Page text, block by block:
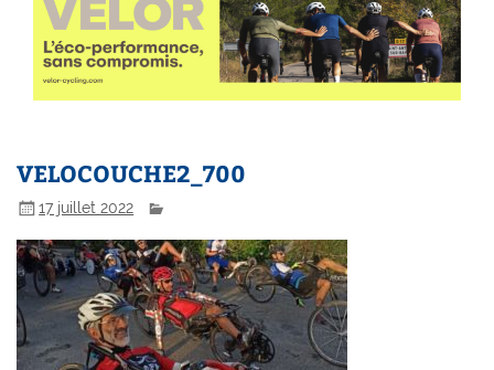
VELOCOUCHE2_700
17 juillet 2022